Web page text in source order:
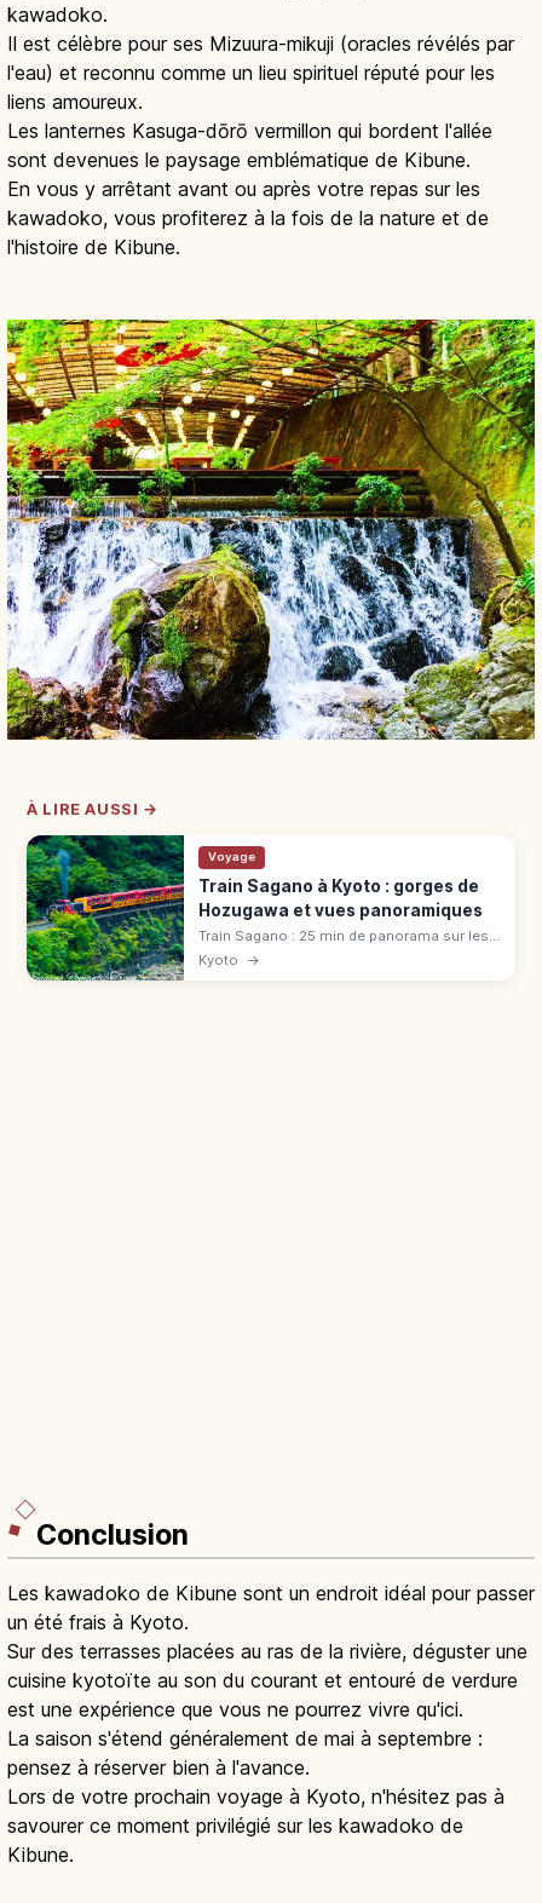
kawadoko.
Il est célèbre pour ses Mizuura-mikuji (oracles révélés par
l'eau) et reconnu comme un lieu spirituel réputé pour les
liens amoureux.
Les lanternes Kasuga-dōrō vermillon qui bordent l'allée
sont devenues le paysage emblématique de Kibune.
En vous y arrêtant avant ou après votre repas sur les
kawadoko, vous profiterez à la fois de la nature et de
l'histoire de Kibune.
À LIRE AUSSI →
Voyage
Train Sagano à Kyoto : gorges de
Hozugawa et vues panoramiques
Train Sagano : 25 min de panorama sur les
gorges de Hozugawa (7,3 km). Tarif 880 ¥,
voiture « The Rich », réservation cerisiers et
Kyoto →
Conclusion
Les kawadoko de Kibune sont un endroit idéal pour passer
un été frais à Kyoto.
Sur des terrasses placées au ras de la rivière, déguster une
cuisine kyotoïte au son du courant et entouré de verdure
est une expérience que vous ne pourrez vivre qu'ici.
La saison s'étend généralement de mai à septembre :
pensez à réserver bien à l'avance.
Lors de votre prochain voyage à Kyoto, n'hésitez pas à
savourer ce moment privilégié sur les kawadoko de
Kibune.